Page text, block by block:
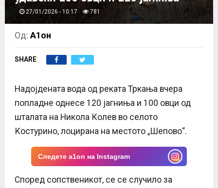
M
E
N
U
27/01/2026 - 10:17 781
Од:А1он
SHARE
Надојдената вода од реката Тркања вчера
попладне однесе 120 јагниња и 100 овци од
шталата на Никола Колев во селото
Костурино, лоцирана на местото „Шепово“.
Следете a1on на Instagram
Според сопственикот, се се случило за